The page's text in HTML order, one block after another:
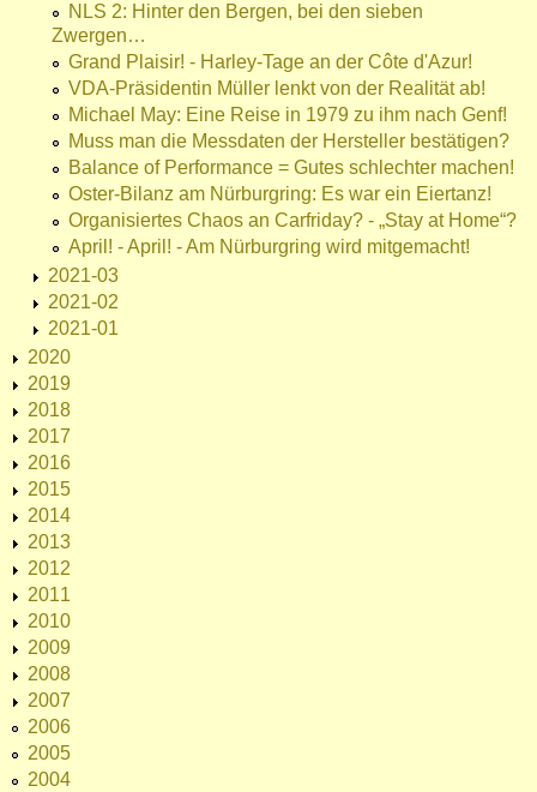
NLS 2: Hinter den Bergen, bei den sieben
Zwergen…
Grand Plaisir! - Harley-Tage an der Côte d'Azur!
VDA-Präsidentin Müller lenkt von der Realität ab!
Michael May: Eine Reise in 1979 zu ihm nach Genf!
Muss man die Messdaten der Hersteller bestätigen?
Balance of Performance = Gutes schlechter machen!
Oster-Bilanz am Nürburgring: Es war ein Eiertanz!
Organisiertes Chaos an Carfriday? - „Stay at Home“?
April! - April! - Am Nürburgring wird mitgemacht!
2021-03
2021-02
2021-01
2020
2019
2018
2017
2016
2015
2014
2013
2012
2011
2010
2009
2008
2007
2006
2005
2004